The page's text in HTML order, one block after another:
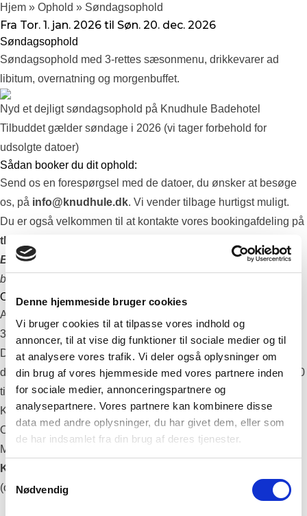
Denne hjemmeside bruger cookies
Vi bruger cookies til at tilpasse vores indhold og
annoncer, til at vise dig funktioner til sociale medier og til
at analysere vores trafik. Vi deler også oplysninger om
din brug af vores hjemmeside med vores partnere inden
for sociale medier, annonceringspartnere og
analysepartnere. Vores partnere kan kombinere disse
data med andre oplysninger, du har givet dem, eller som
de har indsamlet fra din brug af deres tjenester.
Nødvendig
Hjem » Ophold » Søndagsophold
Fra Tor. 1. jan. 2026 til Søn. 20. dec. 2026
Søndagsophold
Søndagsophold med 3-rettes sæsonmenu, drikkevarer ad
libitum, overnatning og morgenbuffet.
Nyd et dejligt søndagsophold på Knudhule Badehotel
Tilbuddet gælder søndage i 2026 (vi tager forbehold for
udsolgte datoer)
Sådan booker du dit ophold:
Send os en forespørgsel med de datoer, du ønsker at besøge
os, på info@knudhule.dk. Vi vender tilbage hurtigst muligt.
Du er også velkommen til at kontakte vores bookingafdeling på
tlf. 86 89 14 07
Bemærk:
Ophold kan ikke bookes via vores online
bookingmodul.
Opholdet inkluderer:
Ankomst fra kl. 15.00
3-retters sæsonmenu med brød og smør
Drikkevarer ad libitum: mousserende vin, hvid- og rødvin,
dessertvin, øl, sodavand, ugæret druemost og isvand (fra 18.00
til 21.30)
Kaffe & te
Overnatning i Havehus-Combiværelse
Morgencomplet på afrejsedagen
Kun 2059,- for 2 personer
(ophold i enkeltværelse 1357,-)